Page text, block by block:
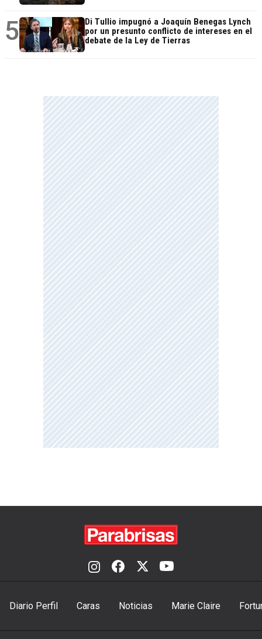
5
Di Tullio impugnó a Joaquín Benegas Lynch
por un presunto conflicto de intereses en el
debate de la Ley de Tierras
Diario Perfil Caras Noticias Marie Claire